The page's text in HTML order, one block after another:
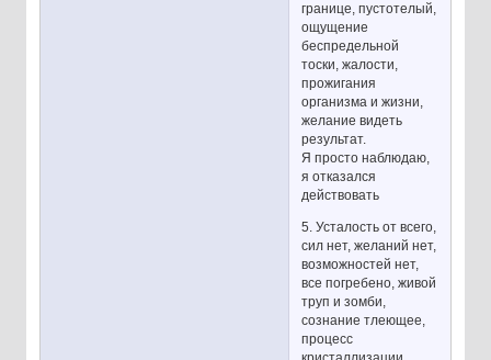
границе, пустотелый,
ощущение
беспредельной
тоски, жалости,
прожигания
организма и жизни,
желание видеть
результат.
Я просто наблюдаю,
я отказался
действовать
5. Усталость от всего,
сил нет, желаний нет,
возможностей нет,
все погребено, живой
труп и зомби,
сознание тлеющее,
процесс